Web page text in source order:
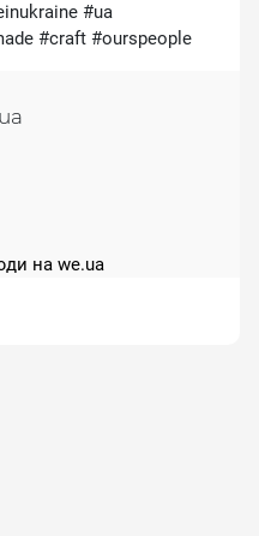
#ua
#craft #ourspeople